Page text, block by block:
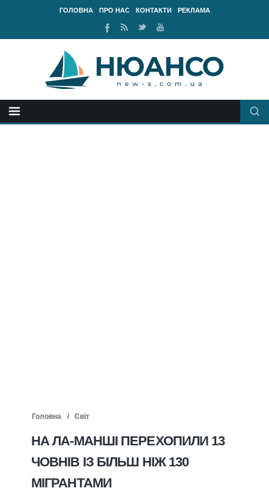
ГОЛОВНА ПРО НАС КОНТАКТИ РЕКЛАМА
Ми
у
RSS
стрічка
Ми
Наш
канал
Головна Світ
НА ЛА-МАНШІ ПЕРЕХОПИЛИ 13
ЧОВНІВ ІЗ БІЛЬШ НІЖ 130
МІГРАНТАМИ